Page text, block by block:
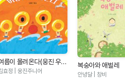
름이 몰려온다(웅진 우리
림책 123)
효정 | 웅진주니어
복숭아와 애벌레
안녕달 | 창비